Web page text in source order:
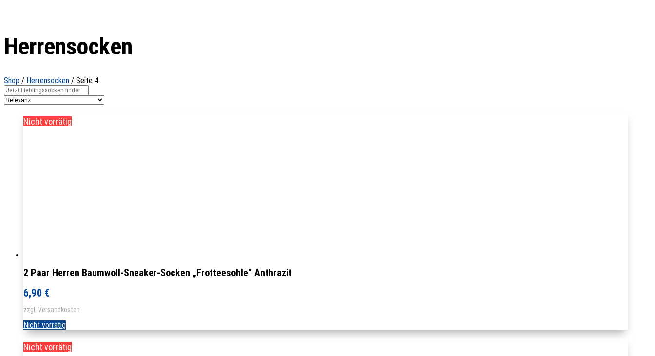
Herrensocken
Shop / Herrensocken / Seite 4
Nicht vorrätig
2 Paar Herren Baumwoll-Sneaker-Socken „Frotteesohle“ Anthrazit
6,90 €
zzgl. Versandkosten
Nicht vorrätig
Nicht vorrätig